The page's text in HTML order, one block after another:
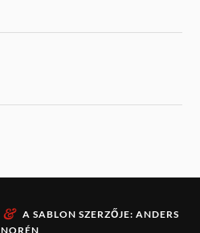
& A SABLON SZERZŐJE: ANDERS
NORÉN